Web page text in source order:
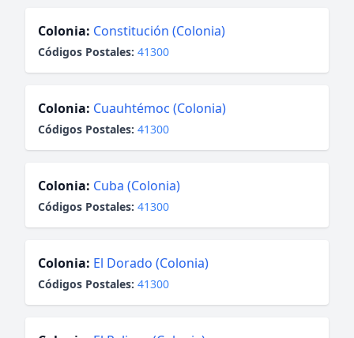
Colonia: Constitución (Colonia)
Códigos Postales: 41300
Colonia: Cuauhtémoc (Colonia)
Códigos Postales: 41300
Colonia: Cuba (Colonia)
Códigos Postales: 41300
Colonia: El Dorado (Colonia)
Códigos Postales: 41300